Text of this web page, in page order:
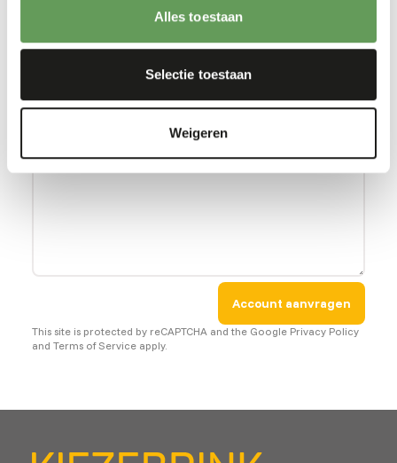
Alles toestaan
Selectie toestaan
Weigeren
E-mailadres *(verplicht)
Account aanvragen
This site is protected by reCAPTCHA and the Google Privacy Policy
and Terms of Service apply.